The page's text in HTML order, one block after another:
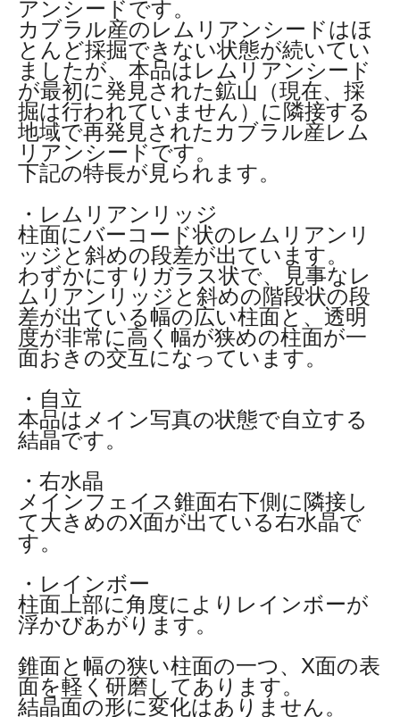
アンシードです。
カブラル産のレムリアンシードはほ
とんど採掘できない状態が続いてい
ましたが、本品はレムリアンシード
が最初に発見された鉱山（現在、採
掘は行われていません）に隣接する
地域で再発見されたカブラル産レム
リアンシードです。
下記の特長が見られます。
・レムリアンリッジ
柱面にバーコード状のレムリアンリ
ッジと斜めの段差が出ています。
わずかにすりガラス状で、見事なレ
ムリアンリッジと斜めの階段状の段
差が出ている幅の広い柱面と、透明
度が非常に高く幅が狭めの柱面が一
面おきの交互になっています。
・自立
本品はメイン写真の状態で自立する
結晶です。
・右水晶
メインフェイス錐面右下側に隣接し
て大きめのX面が出ている右水晶で
す。
・レインボー
柱面上部に角度によりレインボーが
浮かびあがります。
錐面と幅の狭い柱面の一つ、X面の表
面を軽く研磨してあります。
結晶面の形に変化はありません。